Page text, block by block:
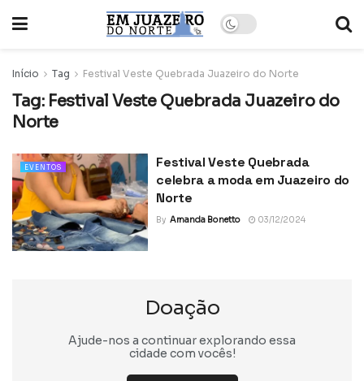
Início Tag Festival Veste Quebrada Juazeiro do Norte
Tag: Festival Veste Quebrada Juazeiro do
Norte
EVENTOS
Festival Veste Quebrada
celebra a moda em Juazeiro do
Norte
By Amanda Bonetto 03/12/2024
Doação
Ajude-nos a continuar explorando essa
cidade com vocês!